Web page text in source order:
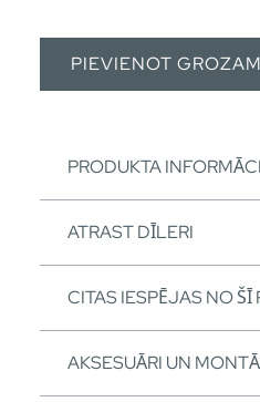
PIEVIENOT GROZAM
PRODUKTA
ATRAST DĪLERI
CITAS IESPĒJAS NO ŠĪ
AKSESUĀRI UN